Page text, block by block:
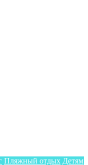
Пляжный отдых Детям